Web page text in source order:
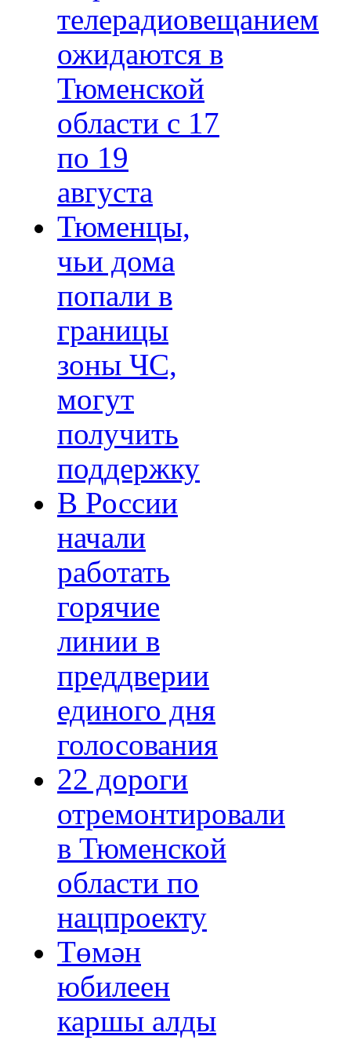
телерадиовещанием
ожидаются в
Тюменской
области с 17
по 19
августа
Тюменцы,
чьи дома
попали в
границы
зоны ЧС,
могут
получить
поддержку
В России
начали
работать
горячие
линии в
преддверии
единого дня
голосования
22 дороги
отремонтировали
в Тюменской
области по
нацпроекту
Төмән
юбилеен
каршы алды